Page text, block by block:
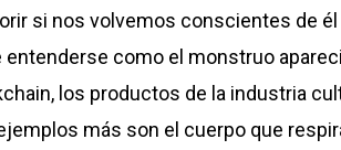
si nos volvemos conscientes de él
como el monstruo
los productos de la industria
más son el cuerpo que